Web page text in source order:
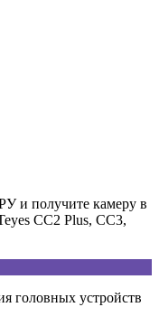
и получите камеру в
CC2 Plus, CC3,
головных устройств